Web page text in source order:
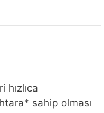
sahip olması